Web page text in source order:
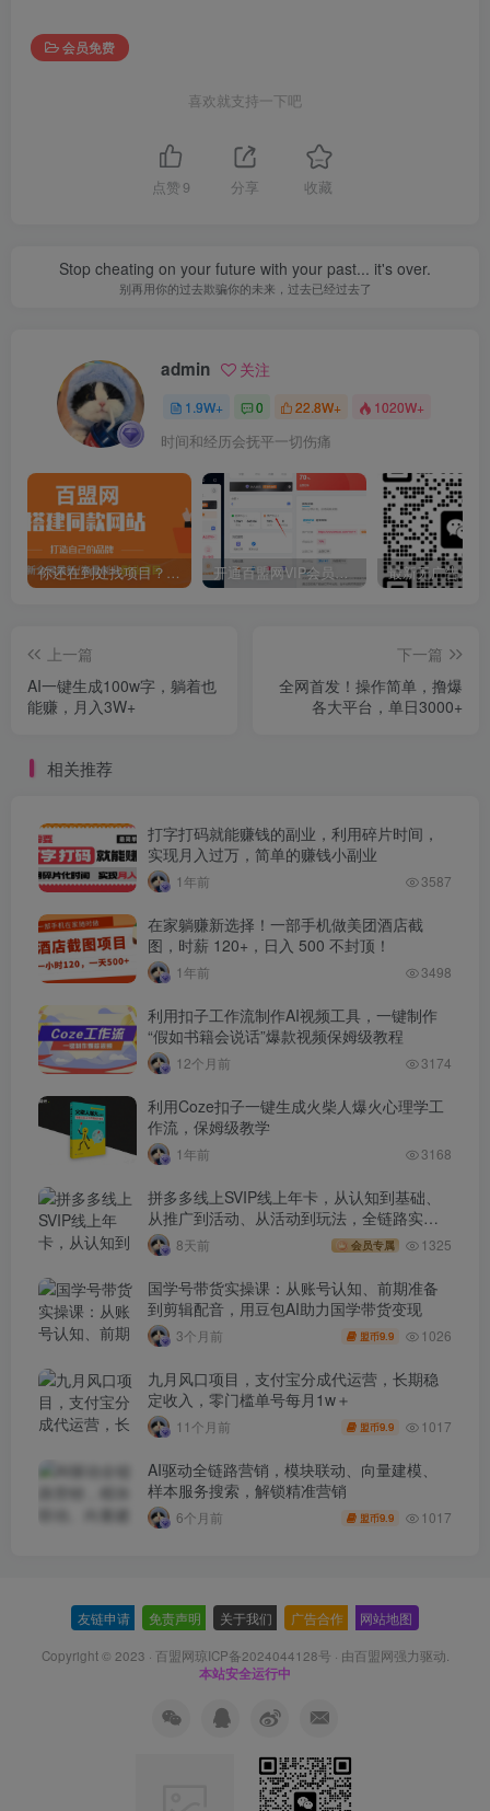
会员免费
喜欢就支持一下吧
点赞 9 分享 收藏
Stop cheating on your future with your past... it's over.
别再用你的过去欺骗你的未来，过去已经过去了
admin 关注
1.9W+ 0 22.8W+ 1020W+
时间和经历会抚平一切伤痛
你还在到处找项目？还在当韭菜？我靠卖项目一个月收入5万+，曾经我也是个失败者。 开通百盟网VIP会员，尊享全站资源免费下载，享70%的推广提成！！【限时五折优惠】
上一篇
AI一键生成100w字，躺着也
能赚，月入3W+
下一篇
全网首发！操作简单，撸爆
各大平台，单日3000+
相关推荐
打字打码就能赚钱的副业，利用碎片时间，
实现月入过万，简单的赚钱小副业
1年前 3587
在家躺赚新选择！一部手机做美团酒店截
图，时薪 120+，日入 500 不封顶！
1年前 3498
利用扣子工作流制作AI视频工具，一键制作
“假如书籍会说话”爆款视频保姆级教程
12个月前 3174
利用Coze扣子一键生成火柴人爆火心理学工
作流，保姆级教学
1年前 3168
拼多多线上SVIP线上年卡，从认知到基础、
从推广到活动、从活动到玩法，全链路实战
(260730)
8天前 会员专属 1325
国学号带货实操课：从账号认知、前期准备
到剪辑配音，用豆包AI助力国学带货变现
3个月前 盟币9.9 1026
九月风口项目，支付宝分成代运营，长期稳
定收入，零门槛单号每月1w＋
11个月前 盟币9.9 1017
AI驱动全链路营销，模块联动、向量建模、
样本服务搜索，解锁精准营销
6个月前 盟币9.9 1017
友链申请 免责声明 关于我们 广告合作 网站地图
Copyright © 2023 · 百盟网琼ICP备2024044128号 · 由百盟网强力驱动.
本站安全运行中